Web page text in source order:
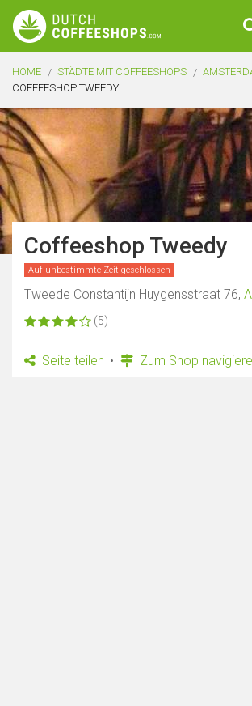
HOME STÄDTE MIT COFFEESHOPS
COFFEESHOP TWEEDY
Coffeeshop Tweedy
Auf unbestimmte Zeit geschlossen
Tweede Constantijn Huygensstraat 76,
(5)
Seite teilen Zum Shop